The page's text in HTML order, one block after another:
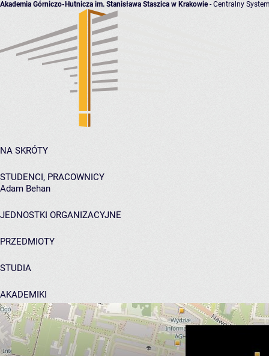
Akademia Górniczo-Hutnicza im. Stanisława Staszica w Krakowie- Centralny
NA SKRÓTY
STUDENCI, PRACOWNICY
Adam Behan
JEDNOSTKI ORGANIZACYJNE
PRZEDMIOTY
STUDIA
AKADEMIKI
POMOC